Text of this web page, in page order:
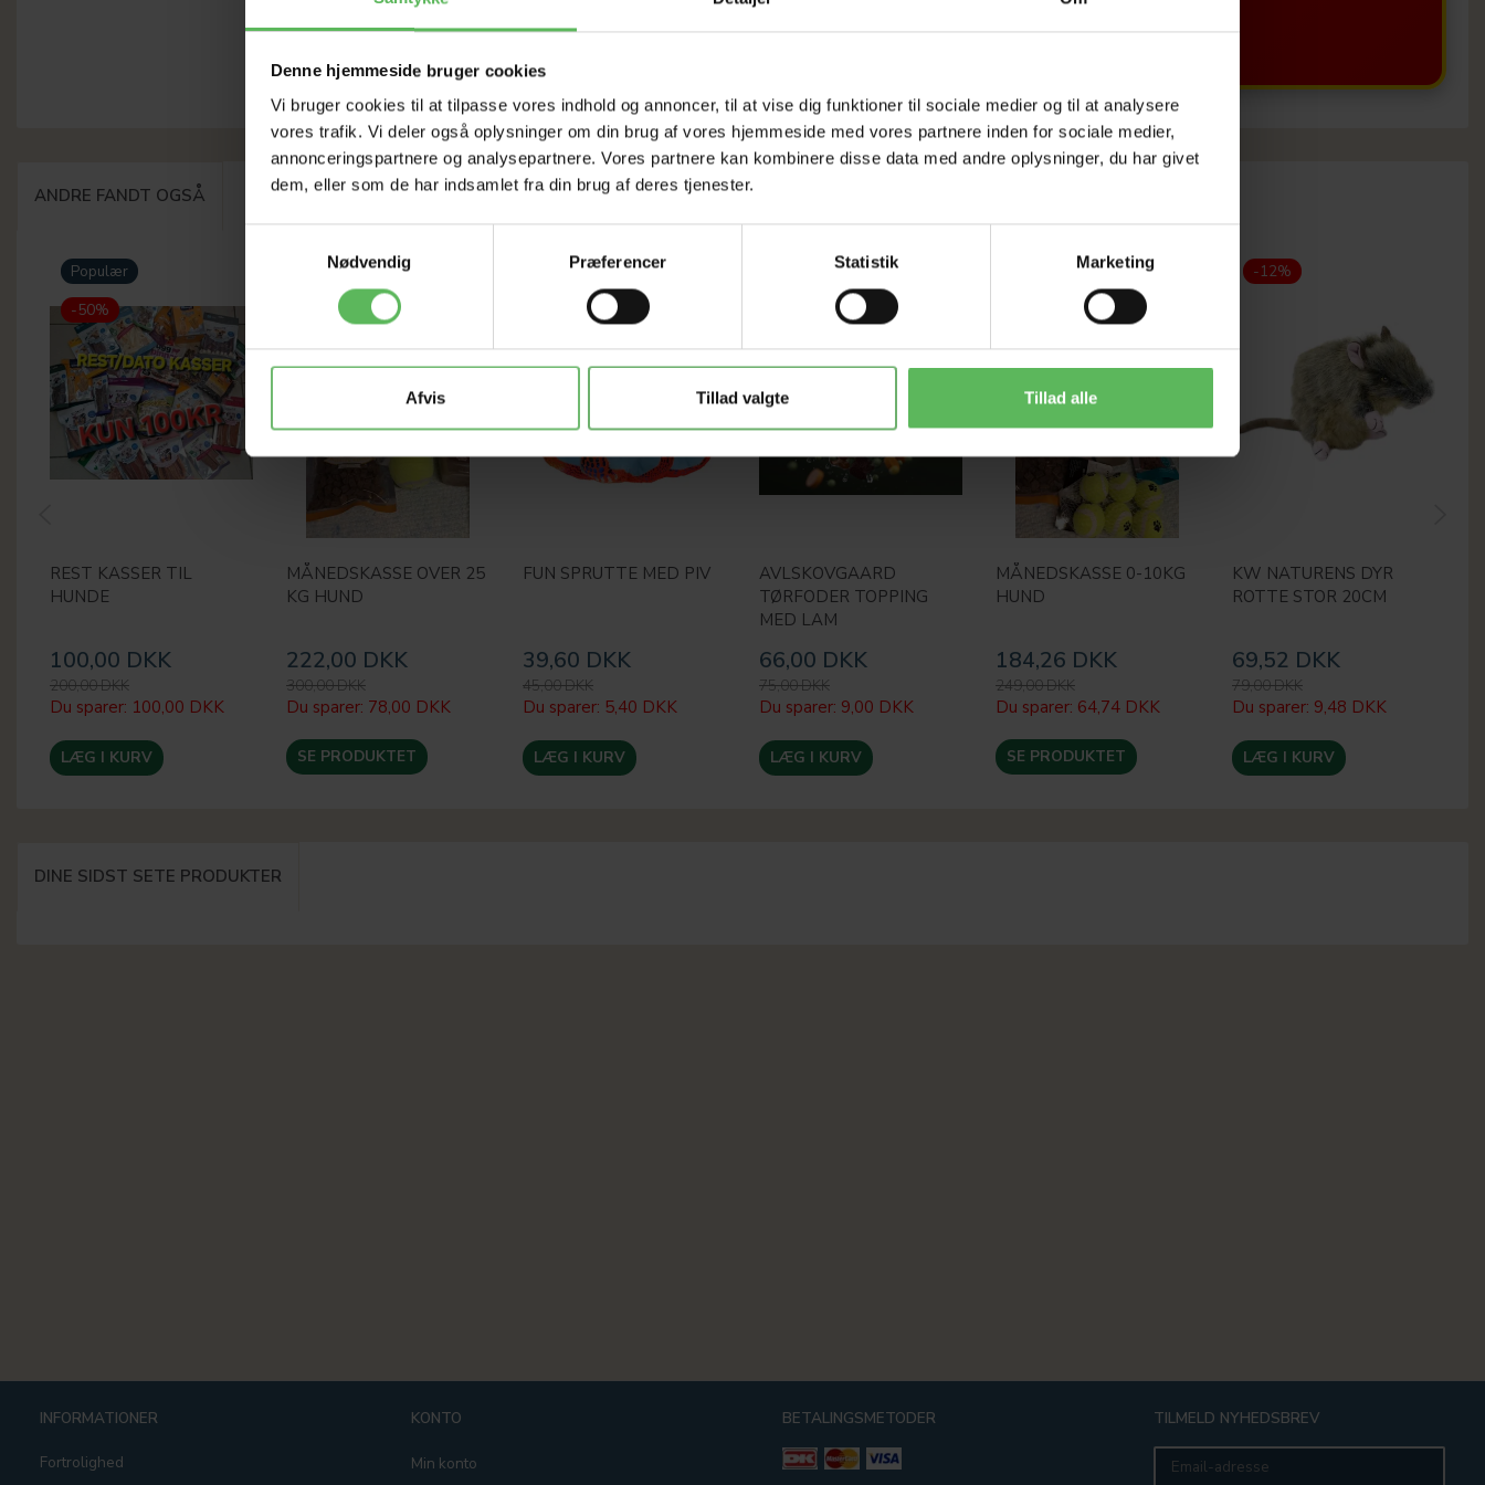
Denne hjemmeside bruger cookies
Vi bruger cookies til at tilpasse vores indhold og annoncer, til at vise dig funktioner til sociale medier og til at analysere
vores trafik. Vi deler også oplysninger om din brug af vores hjemmeside med vores partnere inden for sociale medier,
annonceringspartnere og analysepartnere. Vores partnere kan kombinere disse data med andre oplysninger, du har givet
dem, eller som de har indsamlet fra din brug af deres tjenester.
Nødvendig
Præferencer Statistik Marketing
Afvis Tillad valgte Tillad alle
ANDRE FANDT OGSÅ
Populær
-50%
REST KASSER TIL
HUNDE
100,00 DKK
200,00 DKK
Du sparer: 100,00 DKK
LÆG I KURV
Populær
-26%
MÅNEDSKASSE OVER 25
KG HUND
222,00 DKK
300,00 DKK
Du sparer: 78,00 DKK
SE PRODUKTET
-12%
FUN SPRUTTE MED PIV
39,60 DKK
45,00 DKK
Du sparer: 5,40 DKK
LÆG I KURV
AVLSKOVGAARD
TØRFODER TOPPING
MED LAM
66,00 DKK
75,00 DKK
Du sparer: 9,00 DKK
LÆG I KURV
MÅNEDSKASSE 0-10KG
HUND
184,26 DKK
249,00 DKK
Du sparer: 64,74 DKK
SE PRODUKTET
-12%
KW NATURENS DYR
ROTTE STOR 20CM
69,52 DKK
79,00 DKK
Du sparer: 9,48 DKK
LÆG I KURV
DINE SIDST SETE PRODUKTER
INFORMATIONER
Fortrolighed
KONTO
Min konto
BETALINGSMETODER
TILMELD NYHEDSBREV
Email-
adresse